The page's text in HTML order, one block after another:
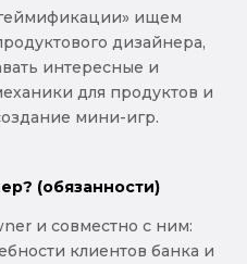
ищем
дизайнера,
интересные и
для продуктов и
мини-игр.
(обязанности)
и совместно с ним:
клиентов банка и